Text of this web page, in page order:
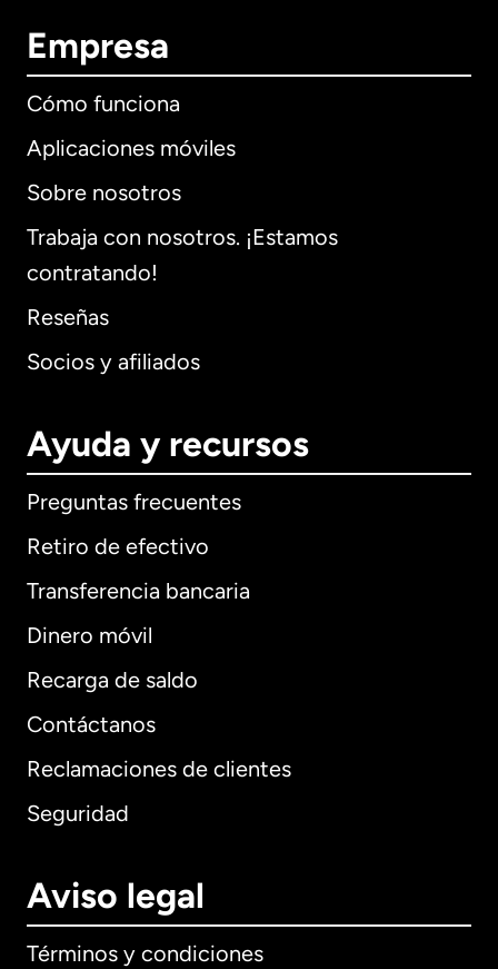
Empresa
Cómo funciona
Aplicaciones móviles
Sobre nosotros
Trabaja con nosotros. ¡Estamos
contratando!
Reseñas
Socios y afiliados
Ayuda y recursos
Preguntas frecuentes
Retiro de efectivo
Transferencia bancaria
Dinero móvil
Recarga de saldo
Contáctanos
Reclamaciones de clientes
Seguridad
Aviso legal
Términos y condiciones